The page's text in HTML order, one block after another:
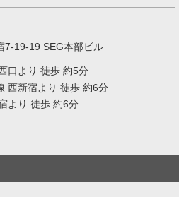
7-19-19 SEG本部ビル
口より 徒歩 約5分
西新宿より 徒歩 約6分
より 徒歩 約6分